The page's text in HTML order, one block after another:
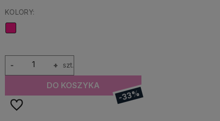
KOLORY:
+
- szt.
DO KOSZYKA
-33%